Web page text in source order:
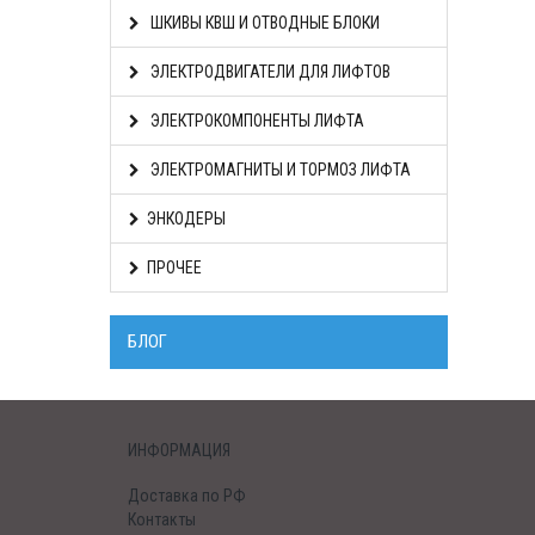
ШКИВЫ КВШ И ОТВОДНЫЕ БЛОКИ
ЭЛЕКТРОДВИГАТЕЛИ ДЛЯ ЛИФТОВ
ЭЛЕКТРОКОМПОНЕНТЫ ЛИФТА
ЭЛЕКТРОМАГНИТЫ И ТОРМОЗ ЛИФТА
ЭНКОДЕРЫ
ПРОЧЕЕ
БЛОГ
ИНФОРМАЦИЯ
Доставка по РФ
Контакты